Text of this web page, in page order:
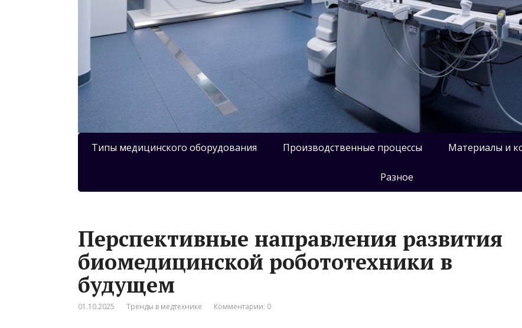
Типы медицинского оборудования Производственные процессы Материалы и
Разное
Перспективные направления развития
биомедицинской робототехники в
будущем
01.10.2025 Тренды в медтехнике Комментарии: 0